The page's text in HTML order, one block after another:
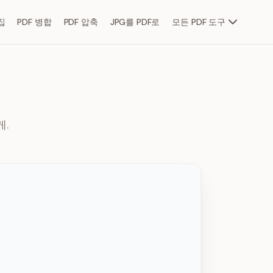
PDF 병합 PDF 압축 JPG를 PDF로 모든 PDF 도구
.